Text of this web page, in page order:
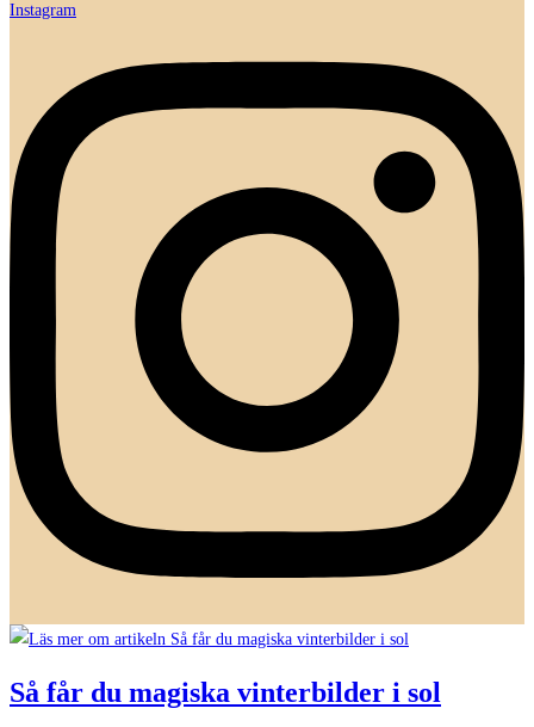
Instagram
Så får du magiska vinterbilder i sol